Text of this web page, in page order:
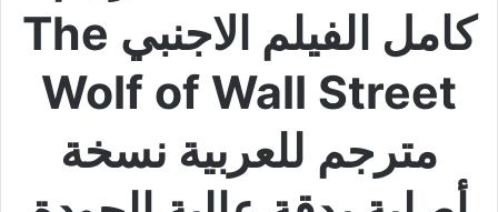
كامل الفيلم الاجنبي The
Wolf of Wall Street
مترجم للعربية نسخة